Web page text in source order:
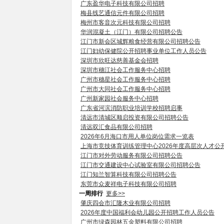
广东盈华电子科技有限公司招聘
梅县线艺通信元件有限公司招聘
梅州市客音次元科技有限公司招聘
华润混凝土（江门）有限公司招聘公告
江门市新会区城辉粮食经营有限公司招聘公告
江门妇幼保健院公开招聘事业单位工作人员公告
深圳市欣旺达慈善基金会招聘
深圳市穗江社会工作服务中心招聘
广州市穗星社会工作服务中心招聘
广州市大同社会工作服务中心招聘
广州新家园社会服务中心招聘
广东省河滨消防职业培训学校招聘启事
清远市清城区顺启投资有限公司招聘公告
清远双汇食品有限公司招聘
2026年6月海口市用人单位岗位需求一览表
上海市竞技体育训练管理中心2026年度高层次人才公
江门市对外劳动服务有限公司招聘公告
江门市交通建设中心试验室有限公司招聘公告
江门知兰智算科技有限公司招聘公告
东莞市众麦祥电子科技有限公司招聘
一周排行 更多>>
肇庆四会市汇隆木业有限公司招聘
2026年度中国福利会幼儿园公开招聘工作人员公告
广州市绿森园林五金塑料有限公司招聘